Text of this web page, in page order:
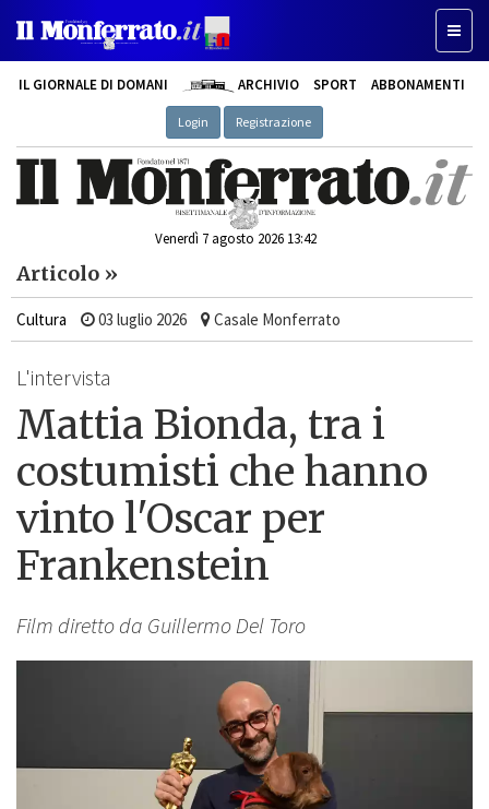
IL GIORNALE DI DOMANI ARCHIVIO SPORT ABBONAMENTI
Login Registrazione
Venerdì 7 agosto 2026 13:42
Articolo »
Cultura 03 luglio 2026 Casale Monferrato
L'intervista
Mattia Bionda, tra i
costumisti che hanno
vinto l'Oscar per
Frankenstein
Film diretto da Guillermo Del Toro